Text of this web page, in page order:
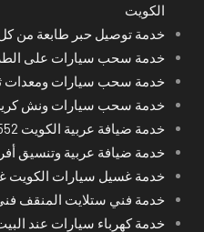
الكويت
خدمة توصيل حبر طابعة من كل
خدمة سحب سيارات على
خدمة سحب سيارات ومعدات
خدمة سحب سيارات ونش
خدمة ضيافة عربية الكويت 66875552 خدمة فورية
خدمة ضيافة عربية وتنسيق
خدمة غسيل سيارات الكويت
خدمة فني ستلايت المنقف
خدمة كهرباء سيارات عند